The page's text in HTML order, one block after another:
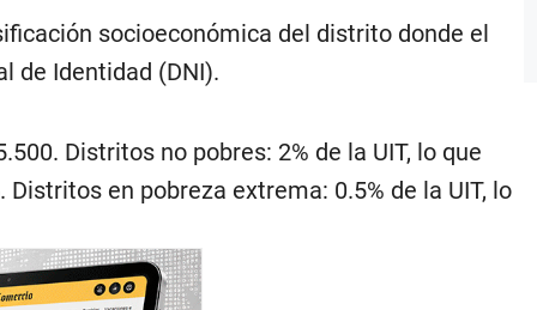
socioeconómica del distrito donde el
de Identidad (DNI).
Distritos no pobres: 2% de la UIT, lo que
en pobreza extrema: 0.5% de la UIT, lo